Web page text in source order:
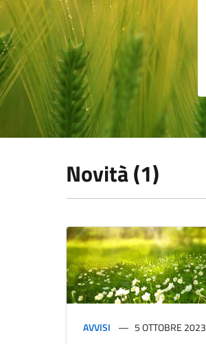
Novità (1)
AVVISI 5 OTTOBRE 2023